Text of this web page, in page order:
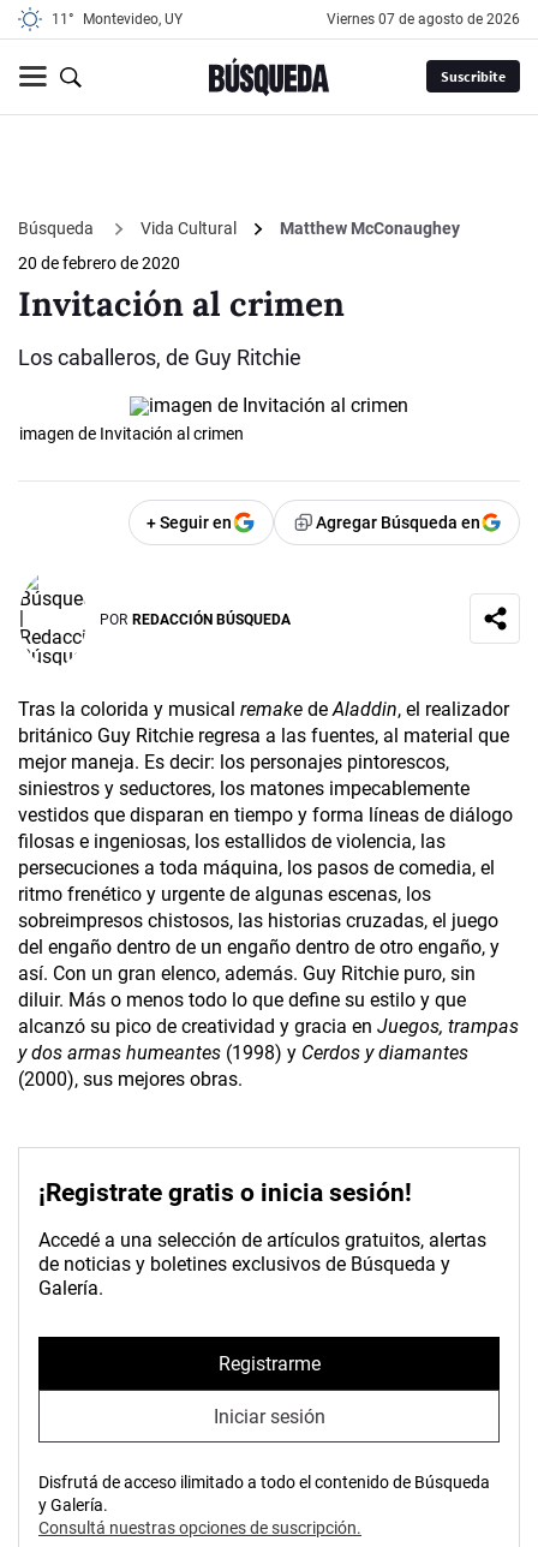
11° Montevideo, UY viernes 07 de agosto de 2026
Suscribite
Búsqueda Vida Cultural
Matthew McConaughey
20 de febrero de 2020
Invitación al crimen
Los caballeros, de Guy Ritchie
imagen de Invitación al crimen
+ Seguir en Agregar Búsqueda en
POR REDACCIÓN BÚSQUEDA
Tras la colorida y musical remake deAladdin, el realizador
británico Guy Ritchie regresa a las fuentes, al material que
mejor maneja. Es decir: los personajes pintorescos,
siniestros y seductores, los matones impecablemente
vestidos que disparan en tiempo y forma líneas de diálogo
filosas e ingeniosas, los estallidos de violencia, las
persecuciones a toda máquina, los pasos de comedia, el
ritmo frenético y urgente de algunas escenas, los
sobreimpresos chistosos, las historias cruzadas, el juego
del engaño dentro de un engaño dentro de otro engaño, y
así. Con un gran elenco, además. Guy Ritchie puro, sin
diluir. Más o menos todo lo que define su estilo y que
alcanzó su pico de creatividad y gracia en Juegos, trampas
y dos armas humeantes (1998) y Cerdos y diamantes
(2000), sus mejores obras.
¡Registrate gratis o inicia sesión!
Accedé a una selección de artículos gratuitos, alertas
de noticias y boletines exclusivos de Búsqueda y
Galería.
Registrarme
Iniciar sesión
Disfrutá de acceso ilimitado a todo el contenido de Búsqueda
y Galería.
Consultá nuestras opciones de suscripción.